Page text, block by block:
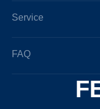
Service
FAQ